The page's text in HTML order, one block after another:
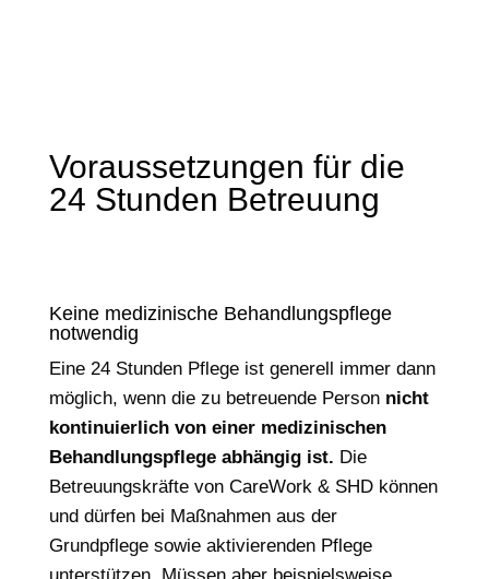
Voraussetzungen für die
24 Stunden Betreuung
Keine medizinische Behandlungspflege
notwendig
Eine 24 Stunden Pflege ist generell immer dann
möglich, wenn die zu betreuende Personnicht
kontinuierlich von einer medizinischen
Behandlungspflege abhängig ist. Die
Betreuungskräfte von CareWork & SHD können
und dürfen bei Maßnahmen aus der
Grundpflege sowie aktivierenden Pflege